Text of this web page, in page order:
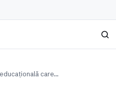
Caută
care…